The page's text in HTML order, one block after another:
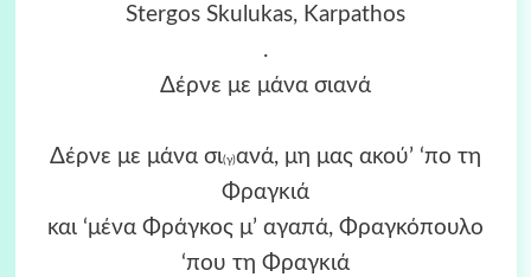
Stergos Skulukas, Karpathos
.
Δέρνε με μάνα σιανά
Δέρνε με μάνα σι(γ)ανά, μη μας ακού’ ‘πο τη
Φραγκιά
και ‘μένα Φράγκος μ’ αγαπά, Φραγκόπουλο
‘που τη Φραγκιά